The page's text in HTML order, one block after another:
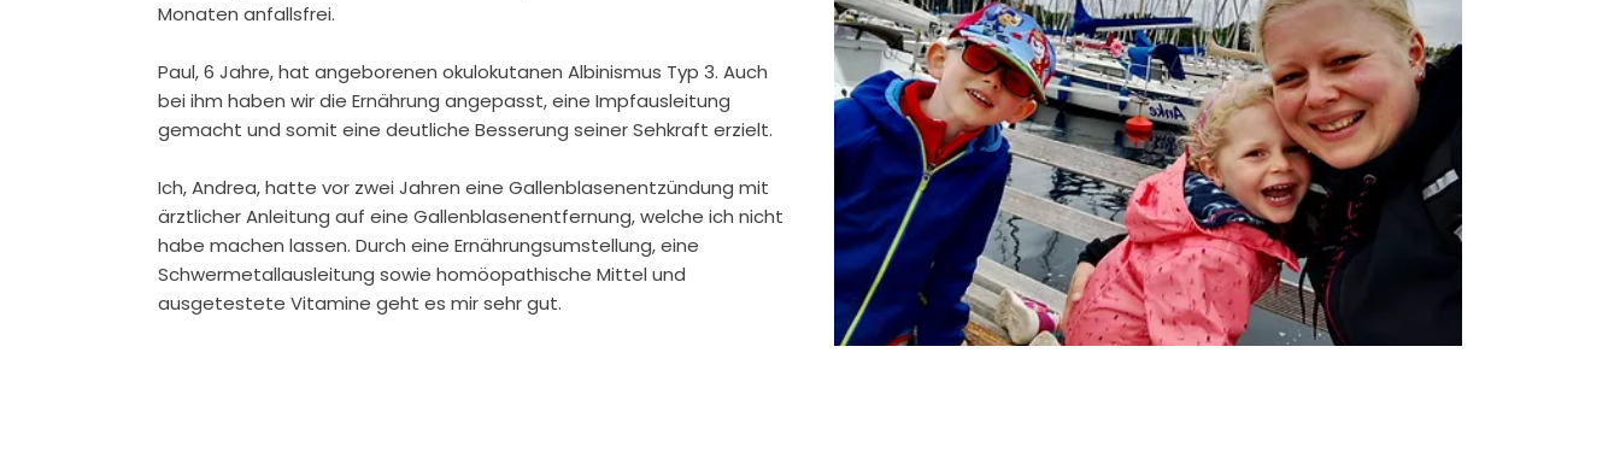
Monaten anfallsfrei.
Paul, 6 Jahre, hat angeborenen okulokutanen Albinismus Typ 3. Auch
bei ihm haben wir die Ernährung angepasst, eine Impfausleitung
gemacht und somit eine deutliche Besserung seiner Sehkraft erzielt.
Ich, Andrea, hatte vor zwei Jahren eine Gallenblasenentzündung mit
ärztlicher Anleitung auf eine Gallenblasenentfernung, welche ich nicht
habe machen lassen. Durch eine Ernährungsumstellung, eine
Schwermetallausleitung sowie homöopathische Mittel und
ausgetestete Vitamine geht es mir sehr gut.